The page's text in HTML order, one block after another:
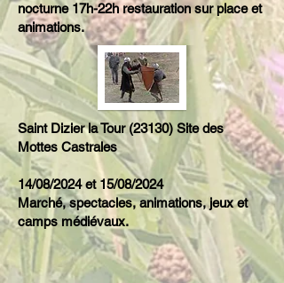
nocturne 17h-22h restauration sur place et
animations.
Saint Dizier la Tour (23130) Site des
Mottes Castrales
14/08/2024 et 15/08/2024
Marché, spectacles, animations, jeux et
camps médiévaux.